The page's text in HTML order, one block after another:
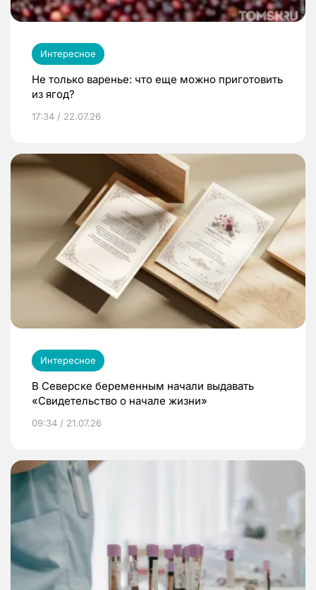
Интересное
Не только варенье: что еще можно приготовить
из ягод?
17:34 / 22.07.26
Интересное
В Северске беременным начали выдавать
«Свидетельство о начале жизни»
09:34 / 21.07.26